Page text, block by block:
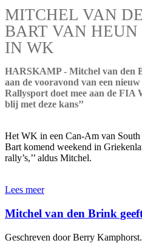
MITCHEL VAN
BART VAN
IN WK
HARSKAMP - Mitchel van den
aan de vooravond van een
Rallysport doet mee aan de FIA
blij met deze kans’’
Het WK in een Can-Am van
Bart komend weekend in
rally’s,’’ aldus Mitchel.
Lees meer
Mitchel van den Brink
Geschreven door Berry Kamphorst.